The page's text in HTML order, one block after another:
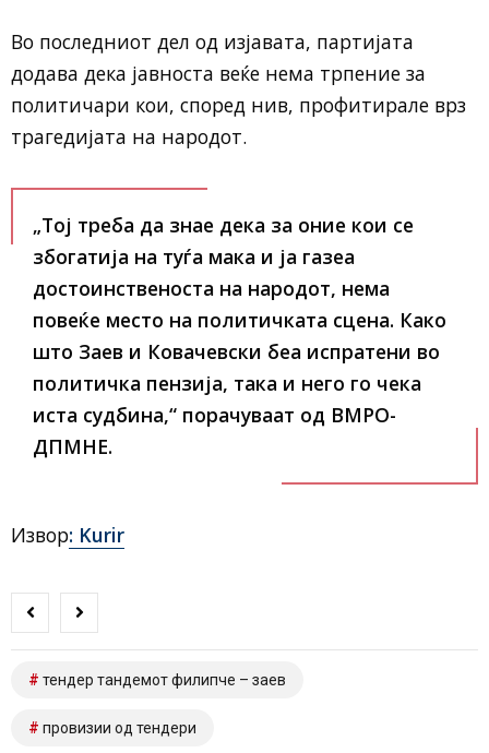
Во последниот дел од изјавата, партијата
додава дека јавноста веќе нема трпение за
политичари кои, според нив, профитирале врз
трагедијата на народот.
„Тој треба да знае дека за оние кои се
збогатија на туѓа мака и ја газеа
достоинственоста на народот, нема
повеќе место на политичката сцена. Како
што Заев и Ковачевски беа испратени во
политичка пензија, така и него го чека
иста судбина,“ порачуваат од ВМРО-
ДПМНЕ.
Извор: Kurir
тендер тандемот филипче – заев
провизии од тендери